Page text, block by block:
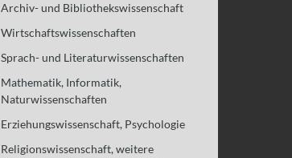
Archiv- und Bibliothekswissenschaft
Wirtschaftswissenschaften
Sprach- und Literaturwissenschaften
Mathematik, Informatik,
Naturwissenschaften
Erziehungswissenschaft, Psychologie
Religionswissenschaft, weitere